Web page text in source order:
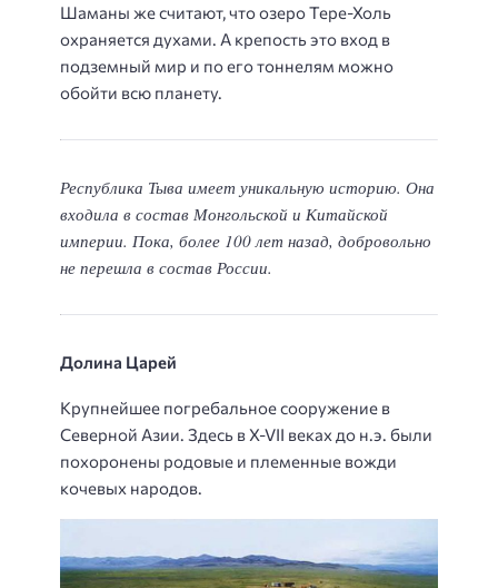
Шаманы же считают, что озеро Тере-Холь
охраняется духами. А крепость это вход в
подземный мир и по его тоннелям можно
обойти всю планету.
Республика Тыва имеет уникальную историю. Она
входила в состав Монгольской и Китайской
империи. Пока, более 100 лет назад, добровольно
не перешла в состав России.
Долина Царей
Крупнейшее погребальное сооружение в
Северной Азии. Здесь в X-VII веках до н.э. были
похоронены родовые и племенные вожди
кочевых народов.